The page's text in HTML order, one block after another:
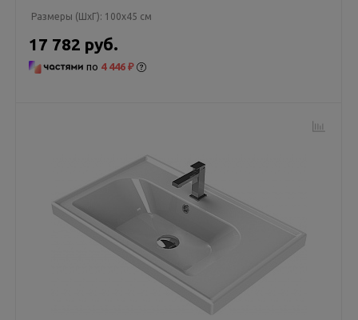
Размеры (ШxГ): 100x45 см
17 782 руб.
по 4 446 ₽